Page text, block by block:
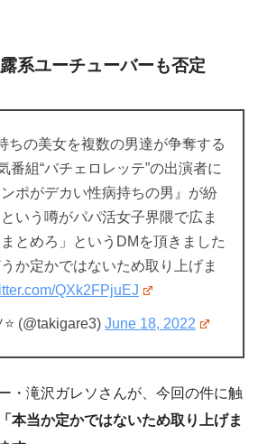
系ユーチューバーも否定
ちの美女を複数の男達が争奪する
番組“バチェロレッテ”の出演者に
ンポがデカい性病持ちの男』が紛
いう噂がパパ活女子界隈で広ま
とめろ」というDMを頂きました
か定かではないため取り上げま
QXk2FPjuEJ
(@takigare3) June 18, 2022
・滝沢ガレソさんが、今回の件に触
「本当か定かではないため取り上げま